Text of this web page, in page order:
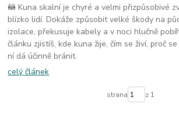
🦝 Kuna skalní je chyré a velmi přizpůsobivé
blízko lidí. Dokáže způsobit velké škody na
izolace, překusuje kabely a v noci hlučně
článku zjistíš, kde kuna žije, čím se živí, proč
ní dá účinně bránit.
celý článek
strana z 1